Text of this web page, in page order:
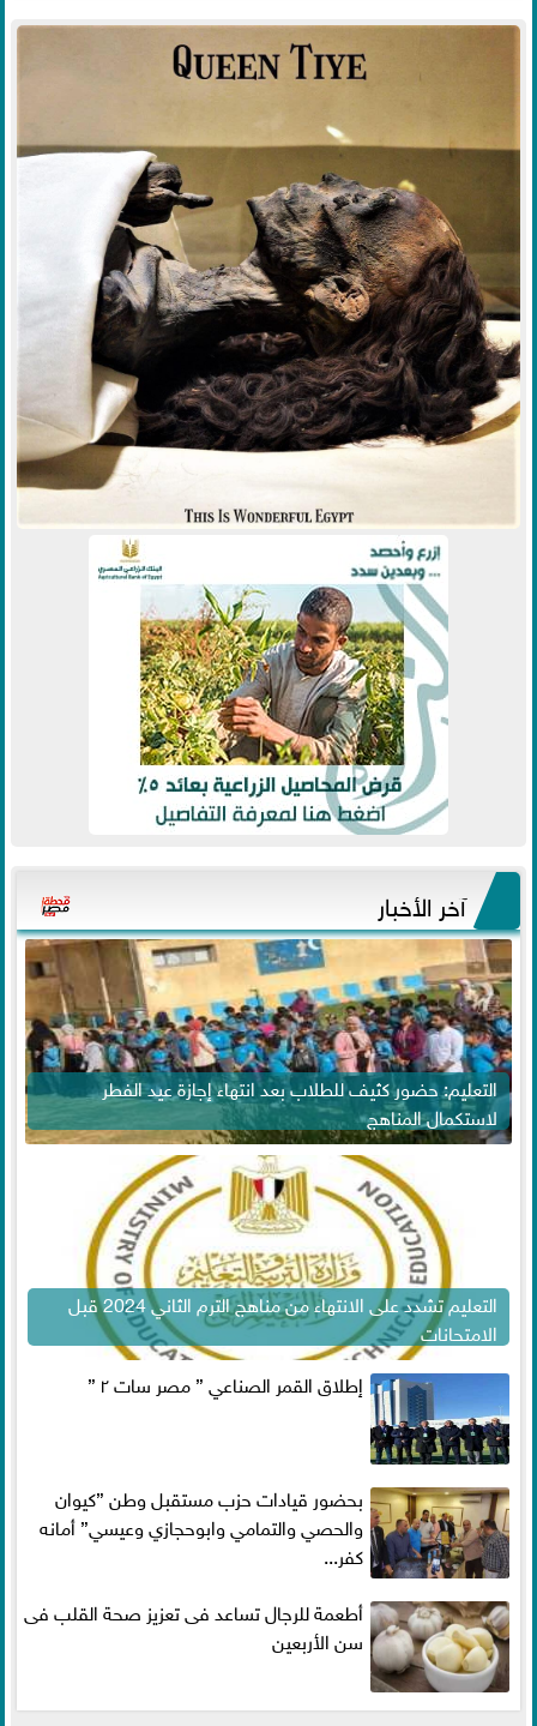
آخر الأخبار
التعليم: حضور كثيف للطلاب بعد انتهاء إجازة عيد الفطر
لاستكمال المناهج
التعليم تشدد على الانتهاء من مناهج الترم الثاني 2024 قبل
الامتحانات
إطلاق القمر الصناعي ” مصر سات ٢ ”
بحضور قيادات حزب مستقبل وطن ”كيوان
والحصي والتمامي وابوحجازي وعيسي” أمانه
كفر...
أطعمة للرجال تساعد فى تعزيز صحة القلب فى
سن الأربعين